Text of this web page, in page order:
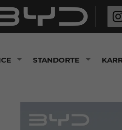
STANDORTE